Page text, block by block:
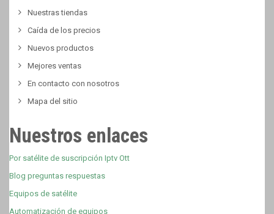
Nuestras tiendas
Caída de los precios
Nuevos productos
Mejores ventas
En contacto con nosotros
Mapa del sitio
Nuestros enlaces
Por satélite de suscripción Iptv Ott
Blog preguntas respuestas
Equipos de satélite
Automatización de equipos